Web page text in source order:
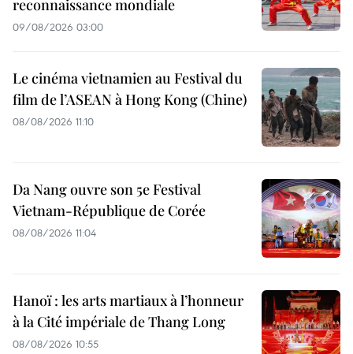
reconnaissance mondiale
09/08/2026 03:00
Le cinéma vietnamien au Festival du
film de l’ASEAN à Hong Kong (Chine)
08/08/2026 11:10
Da Nang ouvre son 5e Festival
Vietnam-République de Corée
08/08/2026 11:04
Hanoï : les arts martiaux à l’honneur
à la Cité impériale de Thang Long
08/08/2026 10:55